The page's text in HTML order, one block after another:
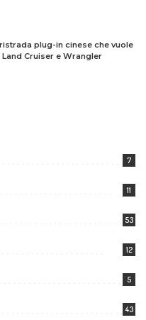
plug-in cinese che vuole
Cruiser e Wrangler
7
11
53
12
5
43